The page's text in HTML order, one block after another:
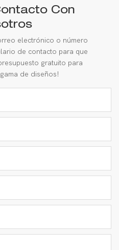
Con
electrónico o número
de contacto para que
gratuito para
de diseños!